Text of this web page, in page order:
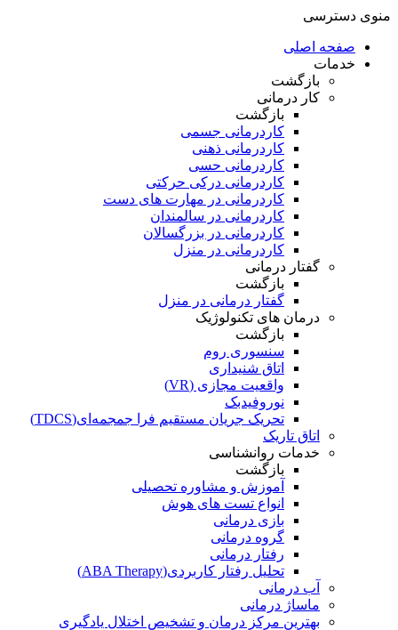
منوی دسترسی
صفحه اصلی
خدمات
بازگشت
کار درمانی
بازگشت
کاردرمانی جسمی
کاردرمانی ذهنی
کاردرمانی حسی
کاردرمانی درکی حرکتی
کاردرمانی در مهارت های دست
کاردرمانی در سالمندان
کاردرمانی در بزرگسالان
کاردرمانی در منزل
گفتار درمانی
بازگشت
گفتار درمانی در منزل
درمان های تکنولوژیک
بازگشت
سنسوری روم
اتاق شنیداری
واقعیت مجازی (VR)
نوروفیدبک
تحریک جریان مستقیم فرا جمجمه‌ای(TDCS)
اتاق تاریک
خدمات روانشناسی
بازگشت
آموزش و مشاوره تحصیلی
انواع تست های هوش
بازی درمانی
گروه درمانی
رفتار درمانی
تحلیل رفتار کاربردی(ABA Therapy)
آب درمانی
ماساژ درمانی
بهترین مرکز درمان و تشخیص اختلال یادگیری